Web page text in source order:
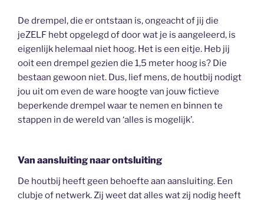
De drempel, die er ontstaan is, ongeacht of jij die
jeZELF hebt opgelegd of door wat je is aangeleerd, is
eigenlijk helemaal niet hoog. Het is een eitje. Heb jij
ooit een drempel gezien die 1,5 meter hoog is? Die
bestaan gewoon niet. Dus, lief mens, de houtbij nodigt
jou uit om even de ware hoogte van jouw fictieve
beperkende drempel waar te nemen en binnen te
stappen in de wereld van ‘alles is mogelijk’.
Van aansluiting naar ontsluiting
De houtbij heeft geen behoefte aan aansluiting. Een
clubje of netwerk. Zij weet dat alles wat zij nodig heeft